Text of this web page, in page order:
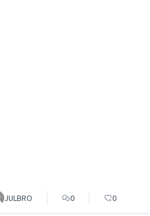
JULBRO 0 0